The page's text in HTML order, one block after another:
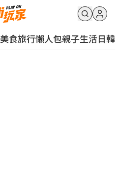
美食旅行懶人包親子生活日韓